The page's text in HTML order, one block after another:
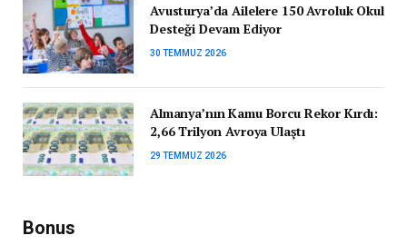
Avusturya’da Ailelere 150 Avroluk Okul
Desteği Devam Ediyor
30 TEMMUZ 2026
Almanya’nın Kamu Borcu Rekor Kırdı:
2,66 Trilyon Avroya Ulaştı
29 TEMMUZ 2026
Bonus